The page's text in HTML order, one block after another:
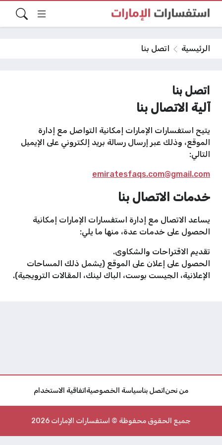
الرئيسية اتصل بنا
اتصل بنا
آلية الاتصال بنا
يتيح استفسارات الإمارات إمكانية التواصل مع إدارة
الموقع، وذلك عبر إرسال رسالة بريد إلكتروني على الإيميل
التالي:
emiratesfaqs.com@gmail.com
خدمات الاتصال بنا
يساعد الاتصال مع إدارة استفسارات الإمارات إمكانية
الحصول على خدمات عدة، منها ما يلي:
تقديم الاقتراحات والشكاوى.
الحصول على إعلان على الموقع (يشمل ذلك المساحات
الإعلانية، الجيست بوست، الباك لينك، المقالات الترويجية).
من نحن اتصل بناسياسة الخصوصية اتفاقية الاستخدام
جميع الحقوق محفوظة © استفسارات الإمارات 2026